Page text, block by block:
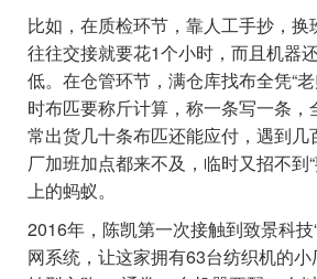
比如，在质检环节，靠人工手抄，换
往往交接就要花1个小时，而且机器
低。在仓管环节，满仓库找布全凭“
时布匹要称斤计算，称一条写一条，
常出货几十条布匹还能应付，遇到几
厂加班加点都来不及，临时又招不到
上的蚂蚁。
2016年，陈凯第一次接触到致景科技
网系统，让这家拥有63台纺织机的